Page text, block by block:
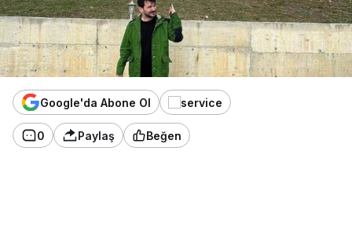
Google'da Abone Ol
0 Paylaş Beğen